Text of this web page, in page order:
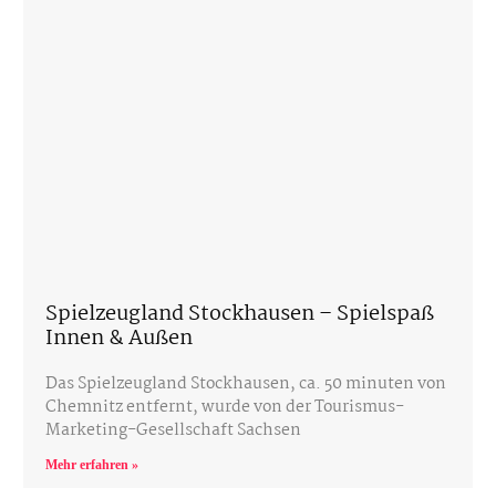
Spielzeugland Stockhausen – Spielspaß
Innen & Außen
Das Spielzeugland Stockhausen, ca. 50 minuten von
Chemnitz entfernt, wurde von der Tourismus-
Marketing-Gesellschaft Sachsen
Mehr erfahren »